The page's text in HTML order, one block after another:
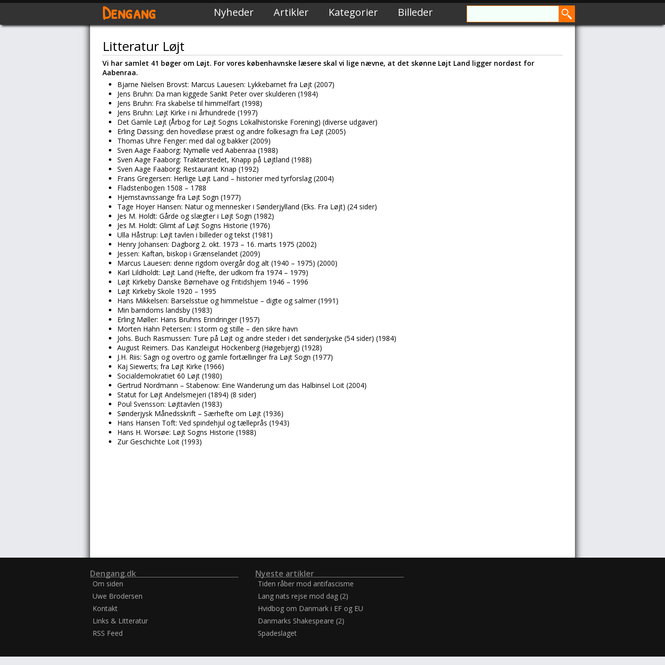
Dengang Nyheder Artikler Kategorier Billeder
Litteratur Løjt
Vi har samlet 41 bøger om Løjt. For vores københavnske læsere skal vi lige nævne, at det skønne Løjt Land ligger nordøst for
Aabenraa.
Bjarne Nielsen Brovst: Marcus Lauesen: Lykkebarnet fra Løjt (2007)
Jens Bruhn: Da man kiggede Sankt Peter over skulderen (1984)
Jens Bruhn: Fra skabelse til himmelfart (1998)
Jens Bruhn: Løjt Kirke i ni århundrede (1997)
Det Gamle Løjt (Årbog for Løjt Sogns Lokalhistoriske Forening) (diverse udgaver)
Erling Døssing: den hovedløse præst og andre folkesagn fra Løjt (2005)
Thomas Uhre Fenger: med dal og bakker (2009)
Sven Aage Faaborg: Nymølle ved Aabenraa (1988)
Sven Aage Faaborg: Traktørstedet, Knapp på Løjtland (1988)
Sven Aage Faaborg: Restaurant Knap (1992)
Frans Gregersen: Herlige Løjt Land – historier med tyrforslag (2004)
Fladstenbogen 1508 – 1788
Hjemstavnssange fra Løjt Sogn (1977)
Tage Hoyer Hansen: Natur og mennesker i Sønderjylland (Eks. Fra Løjt) (24 sider)
Jes M. Holdt: Gårde og slægter i Løjt Sogn (1982)
Jes M. Holdt: Glimt af Løjt Sogns Historie (1976)
Ulla Håstrup: Løjt tavlen i billeder og tekst (1981)
Henry Johansen: Dagborg 2. okt. 1973 – 16. marts 1975 (2002)
Jessen: Kaftan, biskop i Grænselandet (2009)
Marcus Lauesen: denne rigdom overgår dog alt (1940 – 1975) (2000)
Karl Lildholdt: Løjt Land (Hefte, der udkom fra 1974 – 1979)
Løjt Kirkeby Danske Børnehave og Fritidshjem 1946 – 1996
Løjt Kirkeby Skole 1920 – 1995
Hans Mikkelsen: Barselsstue og himmelstue – digte og salmer (1991)
Min barndoms landsby (1983)
Erling Møller: Hans Bruhns Erindringer (1957)
Morten Hahn Petersen: I storm og stille – den sikre havn
Johs. Buch Rasmussen: Ture på Løjt og andre steder i det sønderjyske (54 sider) (1984)
August Reimers. Das Kanzleigut Höckenberg (Høgebjerg) (1928)
J.H. Riis: Sagn og overtro og gamle fortællinger fra Løjt Sogn (1977)
Kaj Siewerts; fra Løjt Kirke (1966)
Socialdemokratiet 60 Løjt (1980)
Gertrud Nordmann – Stabenow: Eine Wanderung um das Halbinsel Loit (2004)
Statut for Løjt Andelsmejeri (1894) (8 sider)
Poul Svensson: Løjttavlen (1983)
Sønderjysk Månedsskrift – Særhefte om Løjt (1936)
Hans Hansen Toft: Ved spindehjul og tælleprås (1943)
Hans H. Worsøe: Løjt Sogns Historie (1988)
Zur Geschichte Loit (1993)
Dengang.dk
Om siden
Uwe Brodersen
Kontakt
Links & Litteratur
RSS Feed
Nyeste artikler
Tiden råber mod antifascisme
Lang nats rejse mod dag (2)
Hvidbog om Danmark i EF og EU
Danmarks Shakespeare (2)
Spadeslaget